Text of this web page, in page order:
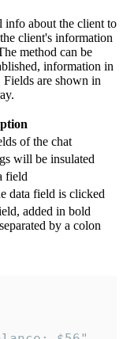
info about the client to
client's information
method can be
information in
are shown in
of the chat
will be insulated
field
data field is clicked
added in bold
by a colon